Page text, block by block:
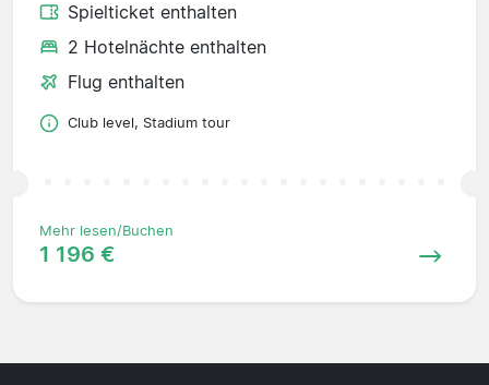
Spielticket enthalten
2 Hotelnächte enthalten
Flug enthalten
Club level, Stadium tour
Mehr lesen/Buchen
1 196 €